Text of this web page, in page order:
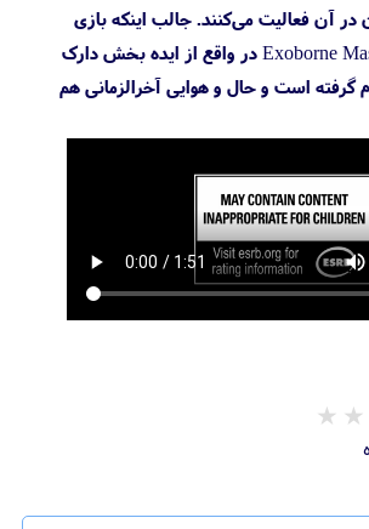
در آن فعالیت می‌کنند. جالب اینکه بازی
Exoborne Master The Apocalypse در واقع از ایده بخش دارک
گرفته است و حال و هوایی آخرالزمانی هم